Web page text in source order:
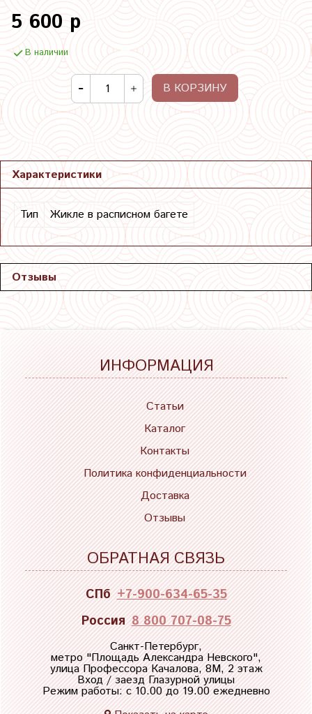
5 600 р
В наличии
В КОРЗИНУ
Характеристики
Тип Жикле в расписном багете
Отзывы
ИНФОРМАЦИЯ
Статьи
Каталог
Контакты
Политика конфиденциальности
Доставка
Отзывы
ОБРАТНАЯ СВЯЗЬ
СПб +7-900-634-65-35
Россия 8 800 707-08-75
Санкт-Петербург,
метро "Площадь Александра Невского",
улица Профессора Качалова, 8М, 2 этаж
Вход / заезд Глазурной улицы
Режим работы: с 10.00 до 19.00 ежедневно